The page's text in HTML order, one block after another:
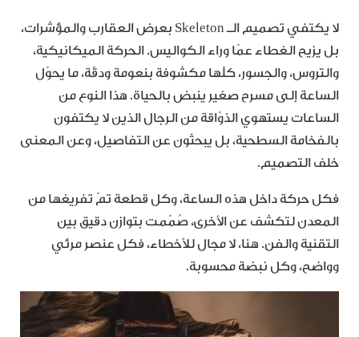
لا يكتفي تصميم الـ Skeleton بعرض العقارب والمؤشرات،
بل يزيح الغطاء عمّا وراء الكواليس. الحركة الميكانيكية،
والتروس، والجسور، كلّها مكشوفة بنعومة ودقّة، ما يحوّل
الساعة إلى مسرح صغير ينبض بالحياة. هذا النوع من
الساعات يستهوي الذوّاقة من الرجال الذين لا يكتفون
بالفخامة السطحية، بل يبحثون عن التفاصيل، وعن المعنى
خلف التصميم.
فكل حركة داخل هذه الساعة، وكل قطعة تمّ تفريغها من
المعدن لتكشف عن الأخرى، صُمّمت بتوازن دقيق بين
التقنية والفن. هنا، لا مجال للأخطاء، فكل عنصر مرئي
وواضح، وكل نبضة محسوبة.